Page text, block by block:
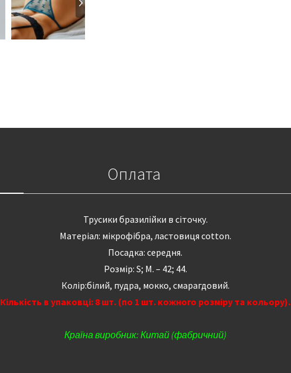
Оплата
Трусики бразилійки в сіточку.
Матеріал: мікрофібра, ластовиця cotton.
Посадка: середня.
Розмір: S; М. – 42; 44.
Колір:білий, пудра, мокко, смарагдовий.
Кількість в упаковці: 8 шт. (по 1 шт. кожного розміру та кольору).
Країна виробник: Китай (фабричний)